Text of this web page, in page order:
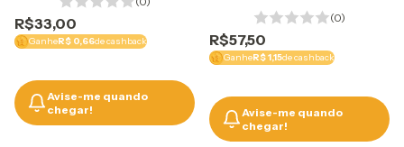
R$33,00
GanheR$ 0,66de cashback
Avise-me quando
chegar!
(0)
R$57,50
GanheR$ 1,15de cashback
Avise-me quando
chegar!